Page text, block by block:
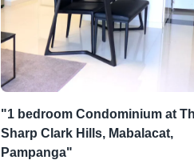
"1 bedroom Condominium at
Sharp Clark Hills, Mabalacat,
Pampanga"